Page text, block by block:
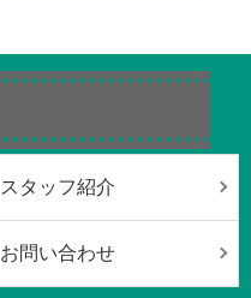
スタッフ紹介
お問い合わせ